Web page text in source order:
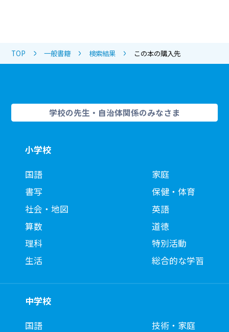
TOP 一般書籍 検索結果 この本の購入先
学校の先生・自治体関係のみなさま
小学校
国語
書写
社会・地図
算数
理科
生活
家庭
保健・体育
英語
道徳
特別活動
総合的な学習
中学校
国語
技術・家庭